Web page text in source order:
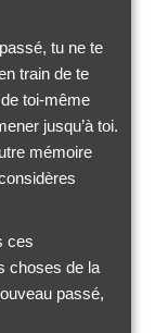
tu ne te
train de te
toi-même
jusqu’à toi.
mémoire
ces
choses de la
passé,